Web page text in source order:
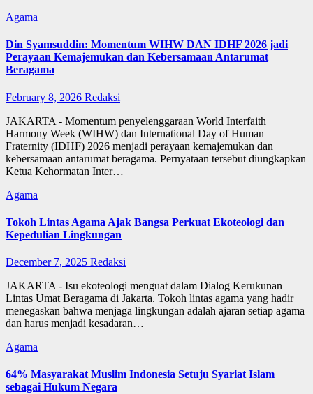
Agama
Din Syamsuddin: Momentum WIHW DAN IDHF 2026 jadi
Perayaan Kemajemukan dan Kebersamaan Antarumat
Beragama
February 8, 2026 Redaksi
JAKARTA - Momentum penyelenggaraan World Interfaith
Harmony Week (WIHW) dan International Day of Human
Fraternity (IDHF) 2026 menjadi perayaan kemajemukan dan
kebersamaan antarumat beragama. Pernyataan tersebut diungkapkan
Ketua Kehormatan Inter…
Agama
Tokoh Lintas Agama Ajak Bangsa Perkuat Ekoteologi dan
Kepedulian Lingkungan
December 7, 2025 Redaksi
JAKARTA - Isu ekoteologi menguat dalam Dialog Kerukunan
Lintas Umat Beragama di Jakarta. Tokoh lintas agama yang hadir
menegaskan bahwa menjaga lingkungan adalah ajaran setiap agama
dan harus menjadi kesadaran…
Agama
64% Masyarakat Muslim Indonesia Setuju Syariat Islam
sebagai Hukum Negara